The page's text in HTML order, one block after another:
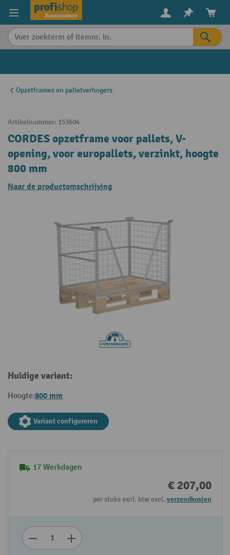
content
Opzetframes en palletverhogers
Artikelnummer: 153604
CORDES opzetframe voor pallets, V-
opening, voor europallets, verzinkt, hoogte
800 mm
Naar de productomschrijving
Huidige variant:
Hoogte:800 mm
Variant configureren
17 Werkdagen
€ 207,00
per stuks excl. btw excl. verzendkosten